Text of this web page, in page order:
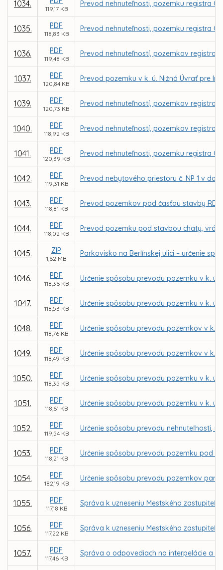
1034.
119,17 KB
Prevod nehnuteľnosti, pozemku registra C
1035. PDF
118,83 KB
Prevod nehnuteľnosti, pozemku registra
1036. PDF
119,48 KB
Prevod nehnuteľností, pozemkov registra
1037. PDF
120,84 KB
Prevod pozemku v k. ú. Nižná Úvrať pre
1039. PDF
120,73 KB
Prevod nehnuteľností, pozemkov registra
1040. PDF
118,92 KB
Prevod nehnuteľností, pozemkov registra
1041. PDF
120,39 KB
Prevod nehnuteľnosti, pozemku registra
1042. PDF
119,31 KB
Prevod nebytového priestoru č. NP 1 v
1043. PDF
118,81 KB
Prevod pozemkov pod časťou stavby RD
1044. PDF
118,02 KB
Prevod pozemku pod stavbou chaty,
1045. ZIP
1,62 MB
Parkovisko na Berlínskej ulici – určenie
1046. PDF
118,36 KB
Určenie spôsobu prevodu pozemku v k. ú.
1047. PDF
118,53 KB
Určenie spôsobu prevodu pozemku v k.
1048. PDF
118,76 KB
Určenie spôsobu prevodu pozemkov v k.
1049. PDF
118,49 KB
Určenie spôsobu prevodu pozemkov v k.
1050. PDF
118,35 KB
Určenie spôsobu prevodu pozemku v k. ú.
1051. PDF
118,61 KB
Určenie spôsobu prevodu pozemku v k.
1052. PDF
119,54 KB
Určenie spôsobu prevodu nehnuteľnosti,
1053. PDF
118,21 KB
Určenie spôsobu prevodu pozemku pod
1054. PDF
182,19 KB
Určenie spôsobu prevodu pozemkov parc.
1055. PDF
117,18 KB
Správa k uzneseniu Mestského
1056. PDF
117,22 KB
Správa k uzneseniu Mestského
1057. PDF
117,46 KB
Správa o odpovediach na interpelácie a